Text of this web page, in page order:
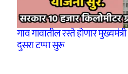
गाव गावातील रस्ते होणार
दुसरा टप्पा सुरू